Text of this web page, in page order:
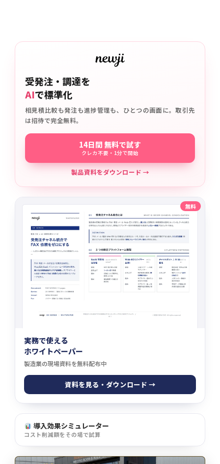
受発注・調達を
AIで標準化
相見積比較も発注も進捗管理も、ひとつの画面に。取引先
は招待で完全無料。
14日間 無料で試す
クレカ不要・1分で開始
製品資料をダウンロード →
無料
実務で使える
ホワイトペーパー
製造業の現場資料を無料配布中
資料を見る・ダウンロード →
導入効果シミュレーター
コスト削減額をその場で試算